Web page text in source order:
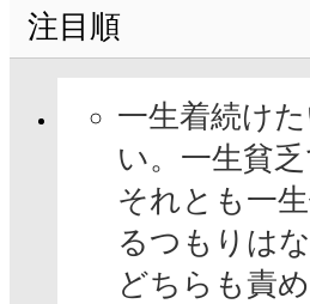
注目順
一生着続け
い。一生貧
それとも一
るつもりは
どちらも責